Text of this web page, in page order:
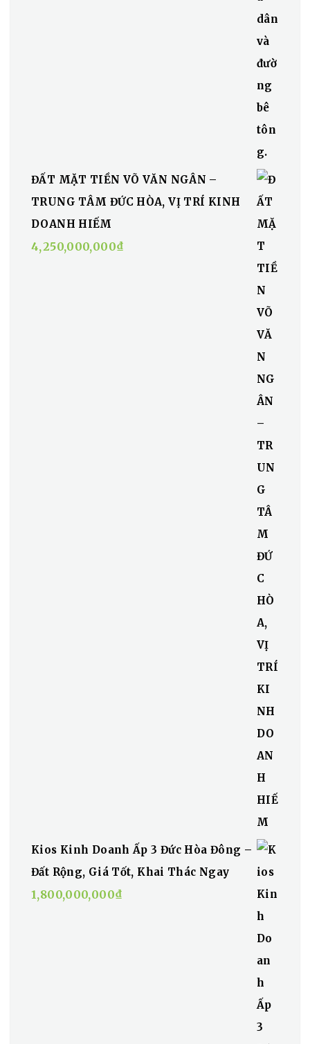
ĐẤT MẶT TIỀN VÕ VĂN NGÂN –
TRUNG TÂM ĐỨC HÒA, VỊ TRÍ KINH
DOANH HIẾM
4,250,000,000₫
Kios Kinh Doanh Ấp 3 Đức Hòa Đông –
Đất Rộng, Giá Tốt, Khai Thác Ngay
1,800,000,000₫